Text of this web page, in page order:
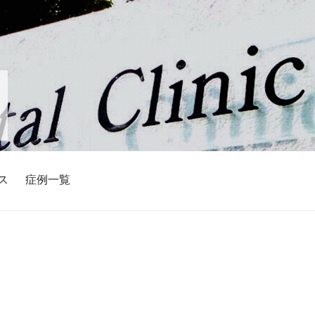
症例一覧